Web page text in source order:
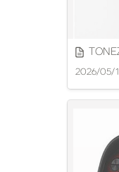
자동분유
2026/05/